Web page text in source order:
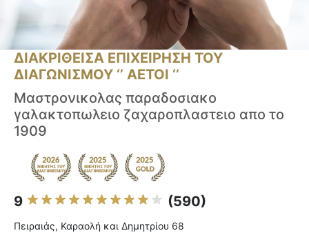
ΔΙΑΚΡΙΘΕΙΣΑ ΕΠΙΧΕΙΡΗΣΗ ΤΟΥ
ΔΙΑΓΩΝΙΣΜΟΥ ‘’ ΑΕΤΟΙ ‘’
Μαστρονικολας παραδοσιακο
γαλακτοπωλειο ζαχαροπλαστειο απο το
1909
9 (590)
Πειραιάς, Καραολή και Δημητρίου 68